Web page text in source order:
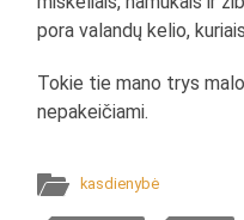
pora valandų kelio,
Tokie tie mano trys
nepakeičiami.
kasdienybė